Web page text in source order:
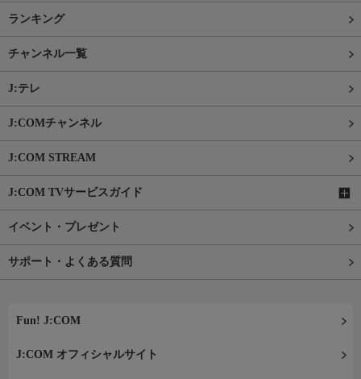
ランキング
チャンネル一覧
J:テレ
J:COMチャンネル
J:COM STREAM
J:COM TVサービスガイド
イベント・プレゼント
サポート・よくある質問
Fun! J:COM
J:COM オフィシャルサイト